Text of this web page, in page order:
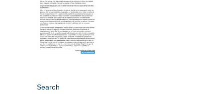
Search